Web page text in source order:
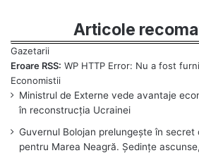
Articole
Eroare RSS: WP HTTP Error: Nu a fost
Ministrul de Externe vede avantaje
în reconstrucția Ucrainei
Guvernul Bolojan prelungește în secret
pentru Marea Neagră. Ședințe